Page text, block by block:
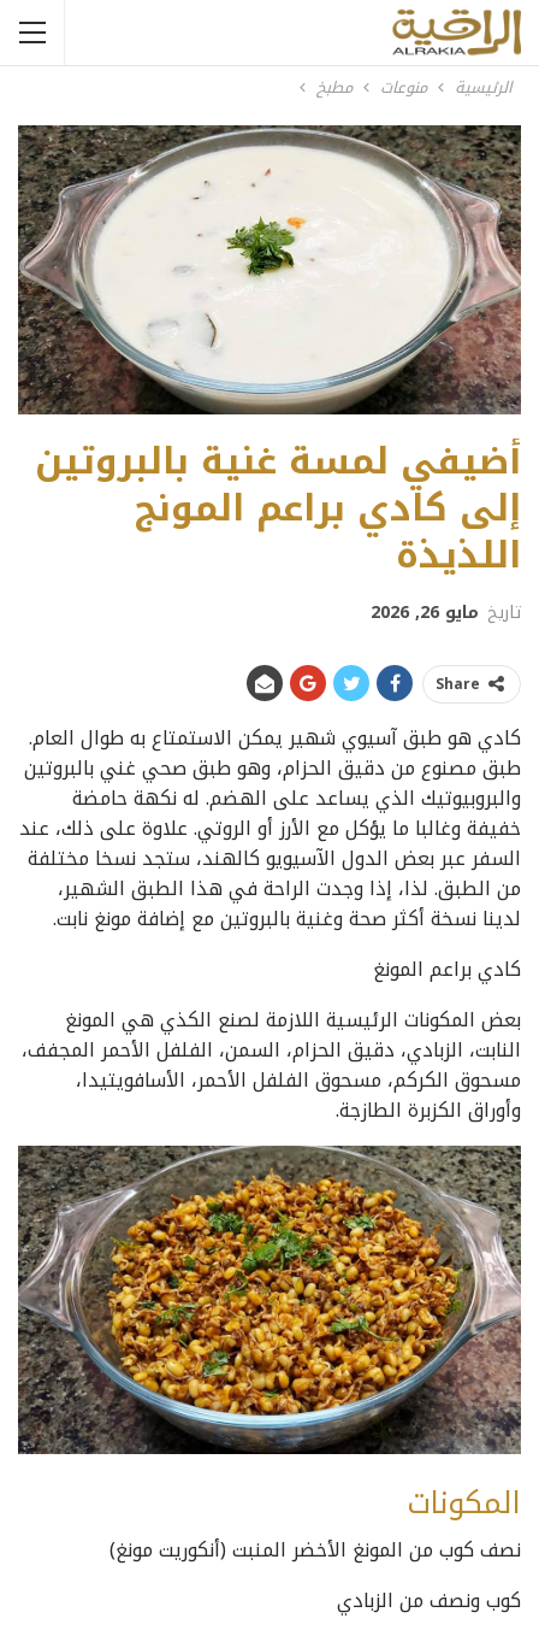
الرئيسية منوعات مطبخ
أضيفي لمسة غنية بالبروتين
إلى كادي براعم المونج
اللذيذة
تاريخ مايو 26, 2026
Share
كادي هو طبق آسيوي شهير يمكن الاستمتاع به طوال العام.
طبق مصنوع من دقيق الحزام، وهو طبق صحي غني بالبروتين
والبروبيوتيك الذي يساعد على الهضم. له نكهة حامضة
خفيفة وغالبا ما يؤكل مع الأرز أو الروتي. علاوة على ذلك، عند
السفر عبر بعض الدول الآسيويو كالهند، ستجد نسخا مختلفة
من الطبق. لذا، إذا وجدت الراحة في هذا الطبق الشهير،
لدينا نسخة أكثر صحة وغنية بالبروتين مع إضافة مونغ نابت.
كادي براعم المونغ
بعض المكونات الرئيسية اللازمة لصنع الكذي هي المونغ
النابت، الزبادي، دقيق الحزام، السمن، الفلفل الأحمر المجفف،
مسحوق الكركم، مسحوق الفلفل الأحمر، الأسافويتيدا،
وأوراق الكزبرة الطازجة.
المكونات
نصف كوب من المونغ الأخضر المنبت (أنكوريت مونغ)
كوب ونصف من الزبادي